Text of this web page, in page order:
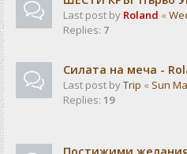
Last post by Roland «
Replies: 7
Силата на меча -
Last post byTrip « Sun
Replies: 19
Постижими